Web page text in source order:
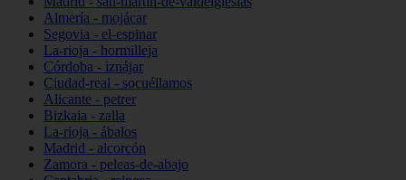
Almería - mojácar
Segovia - el-espinar
La-rioja - hormilleja
Córdoba - iznájar
Ciudad-real - socuéllamos
Alicante - petrer
Bizkaia - zalla
La-rioja - ábalos
Madrid - alcorcón
Zamora - peleas-de-abajo